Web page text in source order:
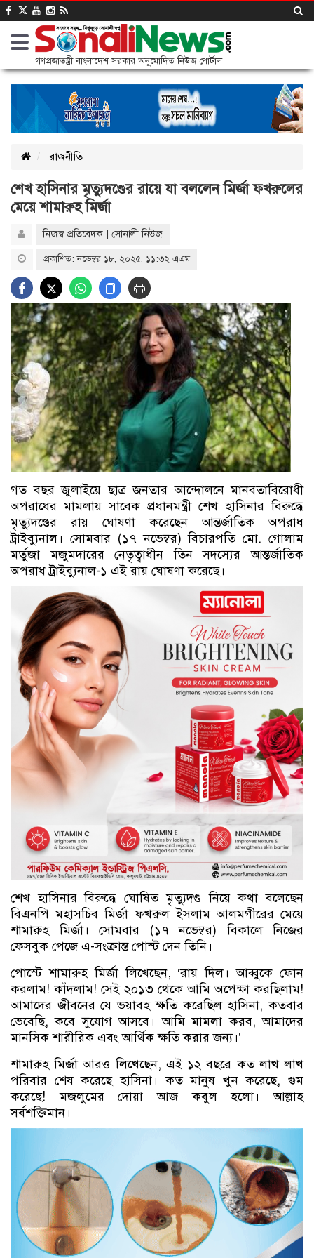
গণপ্রজাতন্ত্রী বাংলাদেশ সরকার অনুমোদিত নিউজ পোর্টাল
রাজনীতি
শেখ হাসিনার মৃত্যুদণ্ডের রায়ে যা বললেন মির্জা ফখরুলের
মেয়ে শামারুহ মির্জা
নিজস্ব প্রতিবেদক | সোনালী নিউজ
প্রকাশিত: নভেম্বর ১৮, ২০২৫, ১১:৩২ এএম
গত বছর জুলাইয়ে ছাত্র জনতার আন্দোলনে মানবতাবিরোধী
অপরাধের মামলায় সাবেক প্রধানমন্ত্রী শেখ হাসিনার বিরুদ্ধে
মৃত্যুদণ্ডের রায় ঘোষণা করেছেন আন্তর্জাতিক অপরাধ
ট্রাইব্যুনাল। সোমবার (১৭ নভেম্বর) বিচারপতি মো. গোলাম
মর্তুজা মজুমদারের নেতৃত্বাধীন তিন সদস্যের আন্তর্জাতিক
অপরাধ ট্রাইব্যুনাল-১ এই রায় ঘোষণা করেছে।
শেখ হাসিনার বিরুদ্ধে ঘোষিত মৃত্যুদণ্ড নিয়ে কথা বলেছেন
বিএনপি মহাসচিব মির্জা ফখরুল ইসলাম আলমগীরের মেয়ে
শামারুহ মির্জা। সোমবার (১৭ নভেম্বর) বিকালে নিজের
ফেসবুক পেজে এ-সংক্রান্ত পোস্ট দেন তিনি।
পোস্টে শামারুহ মির্জা লিখেছেন, ‘রায় দিল। আব্বুকে ফোন
করলাম! কাঁদলাম! সেই ২০১৩ থেকে আমি অপেক্ষা করছিলাম!
আমাদের জীবনের যে ভয়াবহ ক্ষতি করেছিল হাসিনা, কতবার
ভেবেছি, কবে সুযোগ আসবে। আমি মামলা করব, আমাদের
মানসিক শারীরিক এবং আর্থিক ক্ষতি করার জন্য।’
শামারুহ মির্জা আরও লিখেছেন, এই ১২ বছরে কত লাখ লাখ
পরিবার শেষ করেছে হাসিনা। কত মানুষ খুন করেছে, গুম
করেছে! মজলুমের দোয়া আজ কবুল হলো। আল্লাহ
সর্বশক্তিমান।